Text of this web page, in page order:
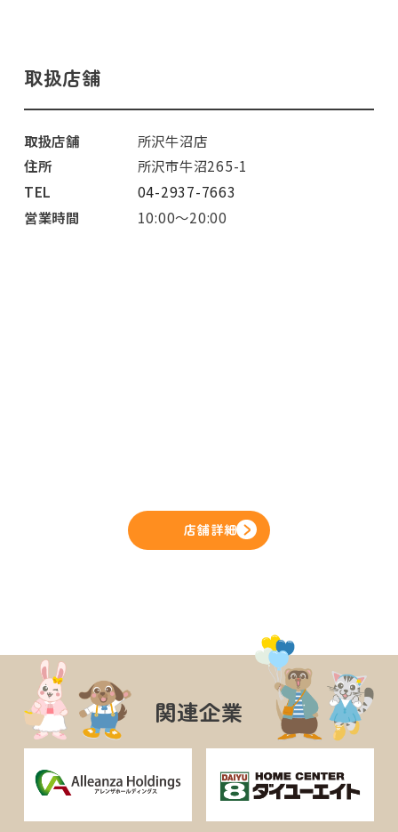
取扱店舗
取扱店舗
所沢牛沼店
住所
所沢市牛沼265-1
TEL
04-2937-7663
営業時間
10:00～20:00
店舗詳細
関連企業